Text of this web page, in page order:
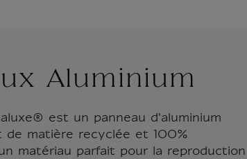
Aluminium
est un panneau d'aluminium
de matière recyclée et 100%
matériau parfait pour la reproduction